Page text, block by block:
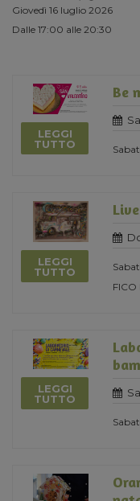
Giovedì 16 luglio 2026
Dalle 17:00 alle 20:30
LEGGI
TUTTO
Be
LEGGI
TUTTO
FICO
LEGGI
TUTTO